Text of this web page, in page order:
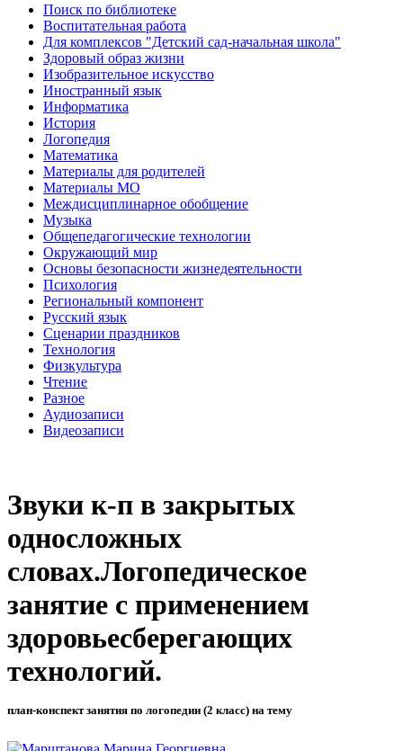
Поиск по библиотеке
Воспитательная работа
Для комплексов "Детский сад-начальная школа"
Здоровый образ жизни
Изобразительное искусство
Иностранный язык
Информатика
История
Логопедия
Математика
Материалы для родителей
Материалы МО
Междисциплинарное обобщение
Музыка
Общепедагогические технологии
Окружающий мир
Основы безопасности жизнедеятельности
Психология
Региональный компонент
Русский язык
Сценарии праздников
Технология
Физкультура
Чтение
Разное
Аудиозаписи
Видеозаписи
Звуки к-п в закрытых
односложных
словах.Логопедическое
занятие с применением
здоровьесберегающих
технологий.
план-конспект занятия по логопедии (2 класс) на тему